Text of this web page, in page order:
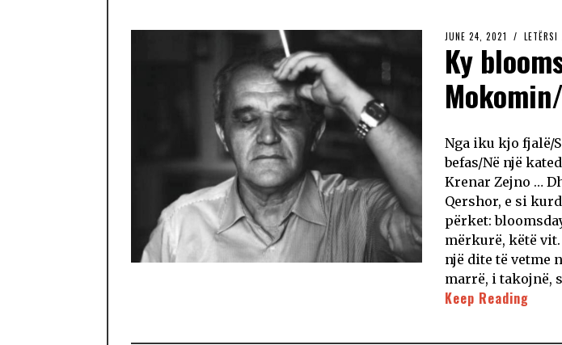
JUNE 24, 2021 LETËRSI
Ky
Nga iku kjo fjalë/
befas/Në një
Krenar Zejno …
Qershor, e si
përket:
mërkurë, këtë
një dite të vetme
marrë, i takojnë,
Keep Reading